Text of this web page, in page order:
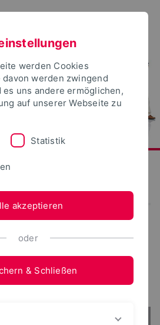
und
werden Cookies
werden zwingend
uns andere ermöglichen,
auf unserer Webseite zu
Statistik
akzeptieren
oder
& Schließen